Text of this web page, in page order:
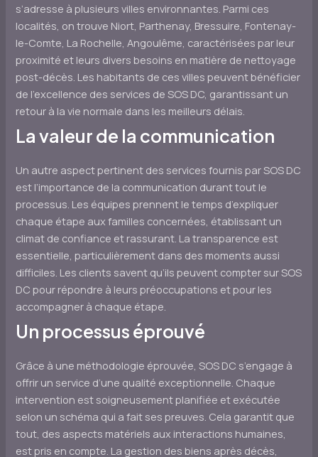
s’adresse à plusieurs villes environnantes. Parmi ces
localités, on trouve Niort, Parthenay, Bressuire, Fontenay-
le-Comte, La Rochelle, Angoulême, caractérisées par leur
proximité et leurs divers besoins en matière de nettoyage
post-décès. Les habitants de ces villes peuvent bénéficier
de l’excellence des services de SOS DC, garantissant un
retour à la vie normale dans les meilleurs délais.
La valeur de la communication
Un autre aspect pertinent des services fournis par SOS DC
est l’importance de la communication durant tout le
processus. Les équipes prennent le temps d’expliquer
chaque étape aux familles concernées, établissant un
climat de confiance et rassurant. La transparence est
essentielle, particulièrement dans des moments aussi
difficiles. Les clients savent qu’ils peuvent compter sur SOS
DC pour répondre à leurs préoccupations et pour les
accompagner à chaque étape.
Un processus éprouvé
Grâce à une méthodologie éprouvée, SOS DC s’engage à
offrir un service d’une qualité exceptionnelle. Chaque
intervention est soigneusement planifiée et exécutée
selon un schéma qui a fait ses preuves. Cela garantit que
tout, des aspects matériels aux interactions humaines,
est pris en compte. La gestion des biens après décès,